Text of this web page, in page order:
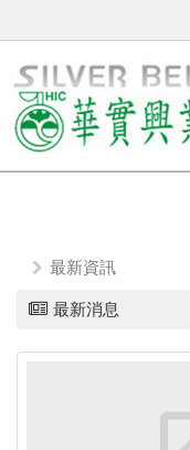
最新資訊
最新消息